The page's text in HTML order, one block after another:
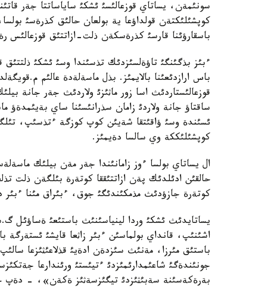
سونئمةن، يساتاي قوزعالئسئ ئشكئ ساياساتتا جةر
كوپشئلئكتةن قولداؤعا ية بولعان حالئق كذرةسئ
باسقارؤئنا قارسئ كذرةسكةن ذلت-ازاتتئق قوزعالئس
ءبئز بذگئنگئ تاؤةلسئزدئك تذسئندا وسئ ئشكئ
باس ارازدئعئنا بالايمئز. بذل ماسةلةدة عالئم
قوزعالئستاردئث اسا زور ماثئزئ ولاردئث جةر جانة
ساقتاؤ جانة ولاردئ زامان سذرانئسئنا ساي بةيئمدةؤ
ئسئندة وسئ ؤاقئتقا شةيئن كوپ كوزگة ءتذسئپ،
كوپشئلئككة وي سالسا دةيمئز.
ال يساتاي بولسا ءوز زامانئندا جةر مةن بيلئك
حالقئن ادئلدئك پةن ازاتتئققا كوتةرة بئلگةن ذلت
كوتةرة جازؤدئث مذمكئندئگئ جوق، ءبئراق مئنا ءبئر
يساتايدئث ئشكئ وردا لينياسئنئث باستئعئ ةساؤئل
اشئنئپ، قانداي بولماسئن ءبئر زاثعا قايشئ
باستئق مئرزا، مةنئث سئزدةن ادةيئ قذلاعئثئزعا
جونئندةگئ شاعئمدارئمئزدئ ءتيئستئ ورئندارعا
بةرةكةسئنة سةبئثئزدئ تيگئزسةثئز ةكةن»، -